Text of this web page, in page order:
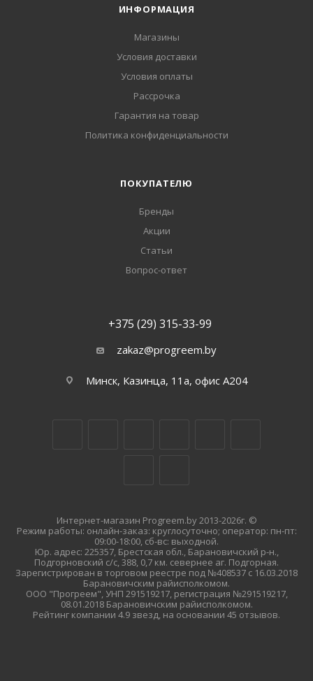
ИНФОРМАЦИЯ
Магазины
Условия доставки
Условия оплаты
Рассрочка
Гарантия на товар
Политика конфиденциальности
ПОКУПАТЕЛЮ
Бренды
Акции
Статьи
Вопрос-ответ
+375 (29) 315-33-99
zakaz@progreem.by
Минск, Казинца, 11а, офис А204
Интернет-магазин Progreem.by 2013-2026г. ©
Режим работы: онлайн-заказ: круглосуточно; оператор: пн-пт:
09:00-18:00, сб-вс: выходной.
Юр. адрес: 225357, Брестская обл., Барановичский р-н.,
Подгорновский с/с, 388, 0,7 км. севернее аг. Подгорная.
Зарегистрирован в торговом реестре под №408537 с 16.03.2018
Барановичским райисполкомом.
ООО "Прогреем", УНП 291519217, регистрация №291519217,
08.01.2018 Барановичским райисполкомом.
Рейтинг компании 4.9 звезд, на основании 45 отзывов.